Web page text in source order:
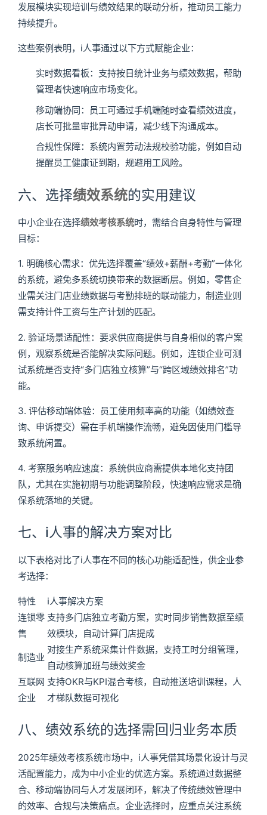
发展模块实现培训与绩效结果的联动分析，推动员工能力
持续提升。
这些案例表明，i人事通过以下方式赋能企业：
实时数据看板：支持按日统计业务与绩效数据，帮助
管理者快速响应市场变化。
移动端协同：员工可通过手机端随时查看绩效进度，
店长可批量审批异动申请，减少线下沟通成本。
合规性保障：系统内置劳动法规校验功能，例如自动
提醒员工健康证到期，规避用工风险。
六、选择绩效系统的实用建议
中小企业在选择绩效考核系统时，需结合自身特性与管理
目标：
1. 明确核心需求：优先选择覆盖“绩效+薪酬+考勤”一体化
的系统，避免多系统切换带来的数据断层。例如，零售企
业需关注门店业绩数据与考勤排班的联动能力，制造业则
需支持计件工资与生产计划的匹配。
2. 验证场景适配性：要求供应商提供与自身相似的客户案
例，观察系统是否能解决实际问题。例如，连锁企业可测
试系统是否支持“多门店独立核算”与“跨区域绩效排名”功
能。
3. 评估移动端体验：员工使用频率高的功能（如绩效查
询、申诉提交）需在手机端操作流畅，避免因使用门槛导
致系统闲置。
4. 考察服务响应速度：系统供应商需提供本地化支持团
队，尤其在实施初期与功能调整阶段，快速响应需求是确
保系统落地的关键。
七、i人事的解决方案对比
以下表格对比了i人事在不同的核心功能适配性，供企业参
考选择：
特性
i人事解决方案
连锁零
售
支持多门店独立考勤方案，实时同步销售数据至绩
效模块，自动计算门店提成
制造业
对接生产系统采集计件数据，支持工时分组管理，
自动核算加班与绩效奖金
互联网
企业
支持OKR与KPI混合考核，自动推送培训课程，人
才梯队数据可视化
八、绩效系统的选择需回归业务本质
2025年绩效考核系统市场中，i人事凭借其场景化设计与灵
活配置能力，成为中小企业的优选方案。系统通过数据整
合、移动端协同与人才发展闭环，解决了传统绩效管理中
的效率、合规与决策痛点。企业选择时，应重点关注系统